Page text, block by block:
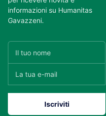
informazioni su Humanitas
Gavazzeni.